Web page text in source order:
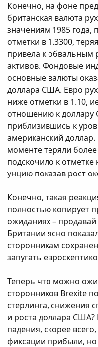
Конечно, на фоне
британская валюта
значениям 1985 года,
отметки в 1.3300,
привела к обвальным
активов. Фондовые
основные валюты
доллара США. Евро
ниже отметки в 1.10,
отношению к доллару
приблизившись к
американский
моменте теряли более
подскочило к отметке
унцию показав рост
Конечно, такая
полностью копирует
ожиданиях –
Британии ясно
сторонникам
запугать
Теперь что можно
сторонников Brexite
стерлинга, снижения
и роста доллара США?
падения, скорее
фиксации прибыли,